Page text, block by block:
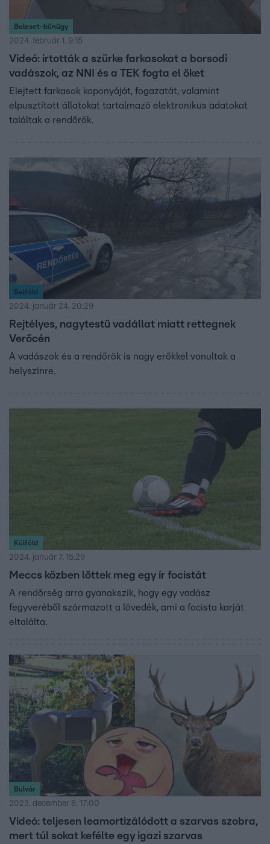
Baleset-bűnügy
2024. február 1. 9:15
Videó: irtották a szürke farkasokat a borsodi
vadászok, az NNI és a TEK fogta el őket
Elejtett farkasok koponyáját, fogazatát, valamint
elpusztított állatokat tartalmazó elektronikus adatokat
találtak a rendőrök.
Belföld
2024. január 24. 20:29
Rejtélyes, nagytestű vadállat miatt rettegnek
Verőcén
A vadászok és a rendőrök is nagy erőkkel vonultak a
helyszínre.
Külföld
2024. január 7. 15:29
Meccs közben lőttek meg egy ír focistát
A rendőrség arra gyanakszik, hogy egy vadász
fegyveréből származott a lövedék, ami a focista karját
eltalálta.
Bulvár
2023. december 8. 17:00
Videó: teljesen leamortizálódott a szarvas szobra,
mert túl sokat kefélte egy igazi szarvas